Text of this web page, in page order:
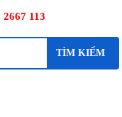
2667 113
TÌM KIẾM